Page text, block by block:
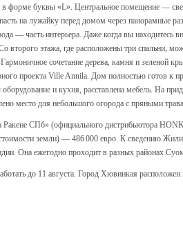
форме буквы «L». Центральное помещение —
на лужайку перед домом через панорамные
— часть интерьера. Даже когда вы находитесь
второго этажа, где расположены три спальни,
сочетание дерева, камня и зеленой
проекта Ville Annila. Дом полностью готов к
и кухня, расставлена мебель. На
место для небольшого огорода с пряными
СПб» (официального дистрибьютора
стоимости земли) — 486 000 евро. К сведению
Она ежегодно проходит в разных районах
до 11 августа. Город Хювинкая